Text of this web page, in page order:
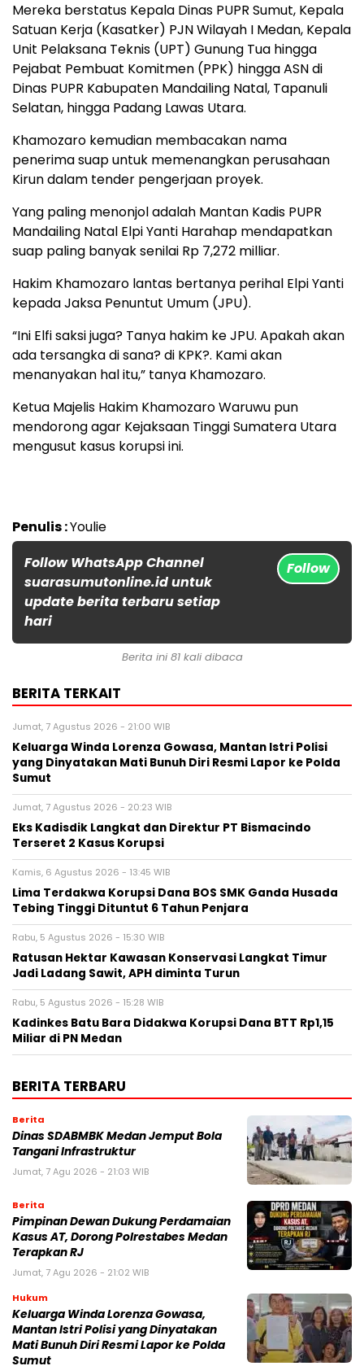
Mereka berstatus Kepala Dinas PUPR Sumut, Kepala
Satuan Kerja (Kasatker) PJN Wilayah I Medan, Kepala
Unit Pelaksana Teknis (UPT) Gunung Tua hingga
Pejabat Pembuat Komitmen (PPK) hingga ASN di
Dinas PUPR Kabupaten Mandailing Natal, Tapanuli
Selatan, hingga Padang Lawas Utara.
Khamozaro kemudian membacakan nama
penerima suap untuk memenangkan perusahaan
Kirun dalam tender pengerjaan proyek.
Yang paling menonjol adalah Mantan Kadis PUPR
Mandailing Natal Elpi Yanti Harahap mendapatkan
suap paling banyak senilai Rp 7,272 milliar.
Hakim Khamozaro lantas bertanya perihal Elpi Yanti
kepada Jaksa Penuntut Umum (JPU).
“Ini Elfi saksi juga? Tanya hakim ke JPU. Apakah akan
ada tersangka di sana? di KPK?. Kami akan
menanyakan hal itu,” tanya Khamozaro.
Ketua Majelis Hakim Khamozaro Waruwu pun
mendorong agar Kejaksaan Tinggi Sumatera Utara
mengusut kasus korupsi ini.
Penulis :Youlie
Follow WhatsApp Channel
suarasumutonline.id untuk
update berita terbaru setiap
hari
Follow
Berita ini 81 kali dibaca
BERITA TERKAIT
Jumat, 7 Agustus 2026 - 21:00 WIB
Keluarga Winda Lorenza Gowasa, Mantan Istri Polisi
yang Dinyatakan Mati Bunuh Diri Resmi Lapor ke Polda
Sumut
Jumat, 7 Agustus 2026 - 20:23 WIB
Eks Kadisdik Langkat dan Direktur PT Bismacindo
Terseret 2 Kasus Korupsi
Kamis, 6 Agustus 2026 - 13:45 WIB
Lima Terdakwa Korupsi Dana BOS SMK Ganda Husada
Tebing Tinggi Dituntut 6 Tahun Penjara
Rabu, 5 Agustus 2026 - 15:30 WIB
Ratusan Hektar Kawasan Konservasi Langkat Timur
Jadi Ladang Sawit, APH diminta Turun
Rabu, 5 Agustus 2026 - 15:28 WIB
Kadinkes Batu Bara Didakwa Korupsi Dana BTT Rp1,15
Miliar di PN Medan
BERITA TERBARU
Berita
Dinas SDABMBK Medan Jemput Bola
Tangani Infrastruktur
Jumat, 7 Agu 2026 - 21:03 WIB
Berita
Pimpinan Dewan Dukung Perdamaian
Kasus AT, Dorong Polrestabes Medan
Terapkan RJ
Jumat, 7 Agu 2026 - 21:02 WIB
Hukum
Keluarga Winda Lorenza Gowasa,
Mantan Istri Polisi yang Dinyatakan
Mati Bunuh Diri Resmi Lapor ke Polda
Sumut